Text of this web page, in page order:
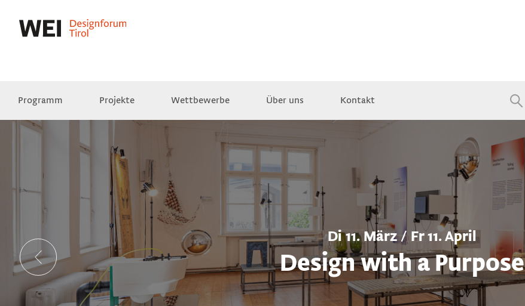
Programm Projekte Wettbewerbe Über uns Kontakt
Videos
Di 11. März / Fr 11. April
Design with a Purpose